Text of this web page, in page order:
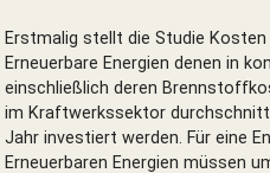
Erstmalig stellt die Studie
Erneuerbare Energien denen in
einschließlich deren
im Kraftwerkssektor
Jahr investiert werden. Für eine
Erneuerbaren Energien müssen